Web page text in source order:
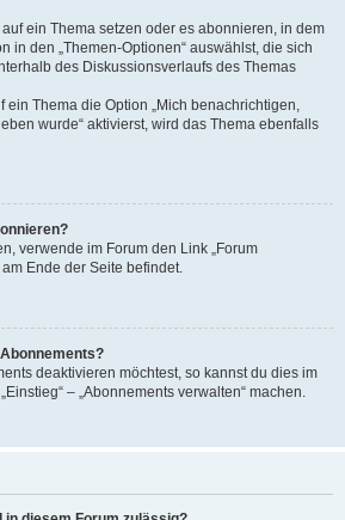
ein Thema setzen oder es abonnieren, in dem
in den „Themen-Optionen“ auswählst, die sich
des Diskussionsverlaufs des Themas
ein Thema die Option „Mich benachrichtigen,
wurde“ aktivierst, wird das Thema ebenfalls
verwende im Forum den Link „Forum
Ende der Seite befindet.
deaktivieren möchtest, so kannst du dies im
– „Abonnements verwalten“ machen.